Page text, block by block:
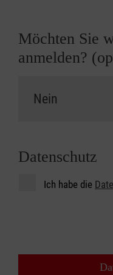
Möchten Sie
anmelden?
Datenschutz
Ich habe die